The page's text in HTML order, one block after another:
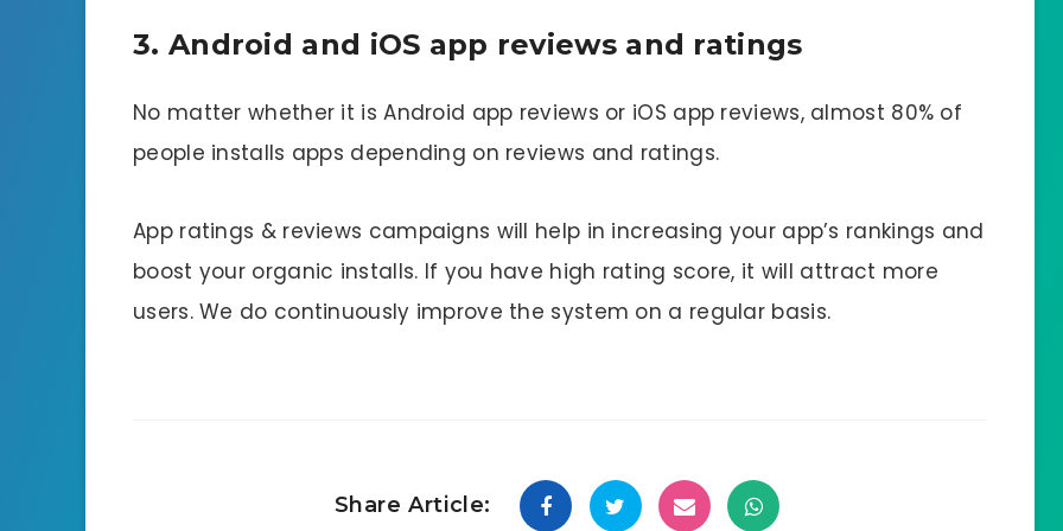
3. Android and iOS app reviews and ratings
No matter whether it is Android app reviews or iOS app reviews, almost 80% of
people installs apps depending on reviews and ratings.
App ratings & reviews campaigns will help in increasing your app’s rankings and
boost your organic installs. If you have high rating score, it will attract more
users. We do continuously improve the system on a regular basis.
Share Article: